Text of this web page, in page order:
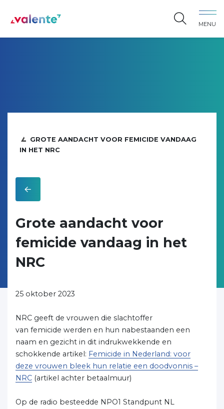
MENU
GROTE AANDACHT VOOR FEMICIDE VANDAAG
IN HET NRC
Grote aandacht voor
femicide vandaag in het
NRC
25 oktober 2023
NRC geeft de vrouwen die slachtoffer
van femicide werden en hun nabestaanden een
naam en gezicht in dit indrukwekkende en
schokkende artikel: Femicide in Nederland: voor
deze vrouwen bleek hun relatie een doodvonnis –
NRC (artikel achter betaalmuur)
Op de radio besteedde NPO1 Standpunt NL